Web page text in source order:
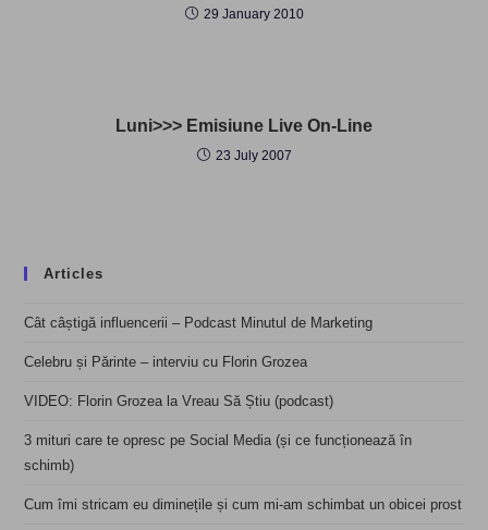
29 January 2010
Luni>>> Emisiune Live On-Line
23 July 2007
Articles
Cât câștigă influencerii – Podcast Minutul de Marketing
Celebru și Părinte – interviu cu Florin Grozea
VIDEO: Florin Grozea la Vreau Să Știu (podcast)
3 mituri care te opresc pe Social Media (și ce funcționează în
schimb)
Cum îmi stricam eu diminețile și cum mi-am schimbat un obicei prost